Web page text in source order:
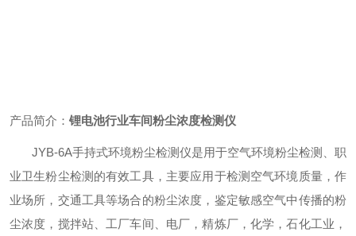
产品简介： 锂电池行业车间粉尘浓度检测仪
JYB-6A手持式环境粉尘检测仪是用于空气环境粉尘检测、职
业卫生粉尘检测的有效工具，主要应用于检测空气环境质量，作
业场所，交通工具等场合的粉尘浓度，鉴定敏感空气中传播的粉
尘浓度，搅拌站、工厂车间、电厂，精炼厂，化学，石化工业，